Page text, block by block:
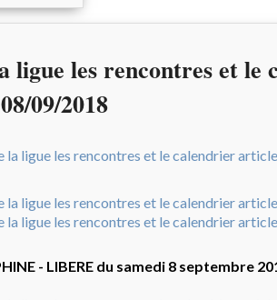
ligue les rencontres et le
09/2018
- LIBERE du samedi 8 septembre